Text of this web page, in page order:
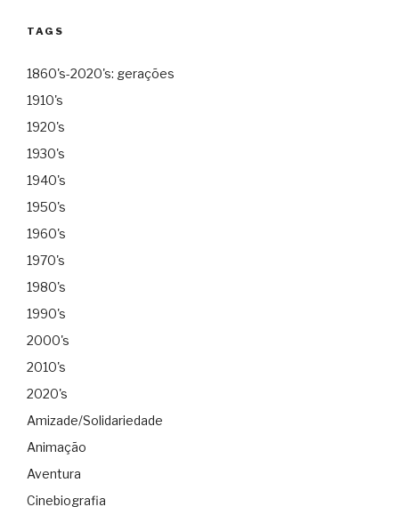
TAGS
1860's-2020's: gerações
1910's
1920's
1930's
1940's
1950's
1960's
1970's
1980's
1990's
2000's
2010's
2020's
Amizade/Solidariedade
Animação
Aventura
Cinebiografia